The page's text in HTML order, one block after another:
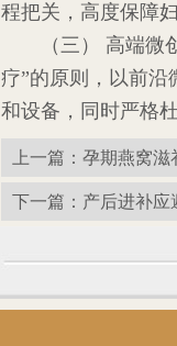
程把关，高度保障
（三） 高端微创
疗”的原则，以前
和设备，同时严格
上一篇： 孕期燕窝滋
下一篇： 产后进补应